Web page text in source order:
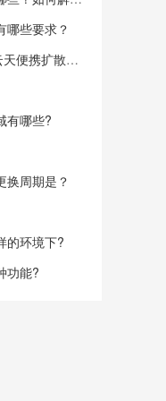
哪些要求？
燃气场巡检的“随身安全盾”，逸云天便携扩散式四合一气体检测仪
有哪些?
换周期是？
的环境下?
功能?